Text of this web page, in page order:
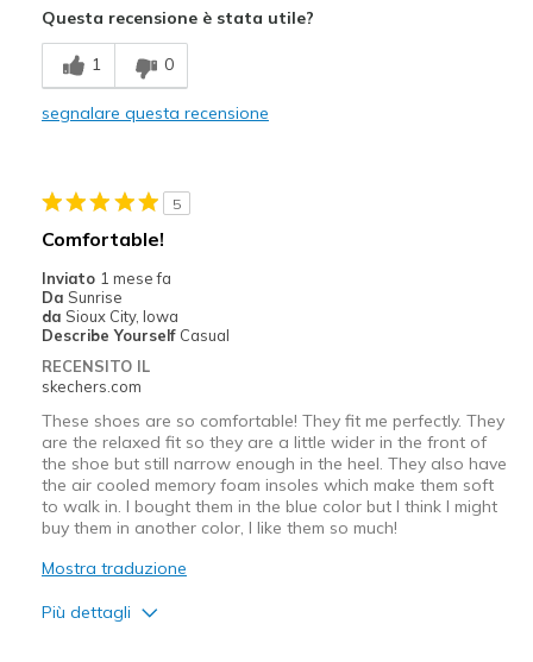
Breathe Well
Comfortable
Migliori Utilizzi:
Width
Sizing
Feels true to size
View On Shoes
Questa recensione è stata utile?
1 0
segnalare questa recensione
5
Comfortable!
Inviato 1 mese fa
Da Sunrise
da Sioux City, Iowa
Describe Yourself Casual
RECENSITO IL
skechers.com
These shoes are so comfortable! They fit me perfectly. They
are the relaxed fit so they are a little wider in the front of
the shoe but still narrow enough in the heel. They also have
the air cooled memory foam insoles which make them soft
to walk in. I bought them in the blue color but I think I might
buy them in another color, I like them so much!
Mostra traduzione
Più dettagli